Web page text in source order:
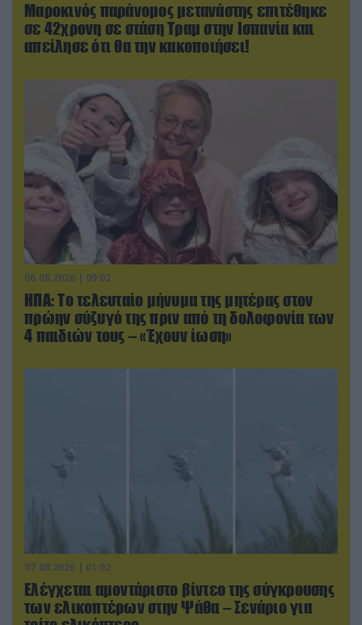
Μαροκινός παράνομος μετανάστης επιτέθηκε
σε 42χρονη σε στάση Τραμ στην Ισπανία και
απείλησε ότι θα την κακοποιήσει!
06.08.2026 | 09:02
ΗΠΑ: Το τελευταίο μήνυμα της μητέρας στον
πρώην σύζυγό της πριν από τη δολοφονία των
4 παιδιών τους – «Έχουν ίωση»
07.08.2026 | 01:02
Ελέγχεται αμοντάριστο βίντεο της σύγκρουσης
των ελικοπτέρων στην Ψάθα – Σενάριο για